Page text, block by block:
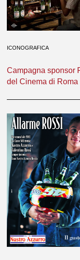
ICONOGRAFICA
Campagna sponsor
del Cinema di Roma